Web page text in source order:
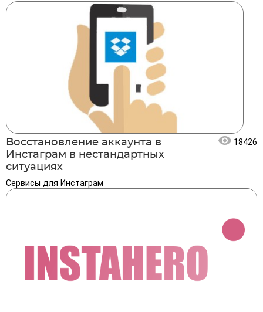
Восстановление аккаунта в
Инстаграм в нестандартных
ситуациях
18426
Сервисы для Инстаграм